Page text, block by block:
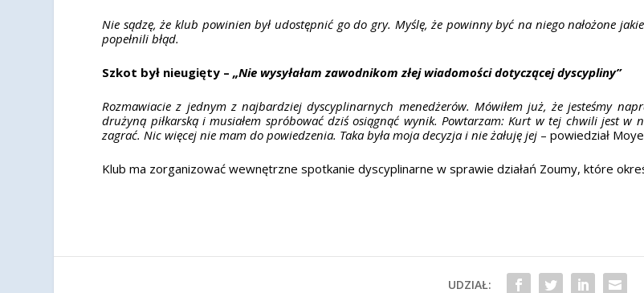
Nie sądzę, że klub powinien był udostępnić go do gry. Myślę, że powinny być na niego nałożone
popełnili błąd.
Szkot był nieugięty – „Nie wysyłałam zawodnikom złej wiadomości dotyczącej dyscypliny”
Rozmawiacie z jednym z najbardziej dyscyplinarnych menedżerów. Mówiłem już, że jesteśmy
drużyną piłkarską i musiałem spróbować dziś osiągnąć wynik. Powtarzam: Kurt w tej chwili jest w
zagrać. Nic więcej nie mam do powiedzenia. Taka była moja decyzja i nie żałuję jej – powiedział
Klub ma zorganizować wewnętrzne spotkanie dyscyplinarne w sprawie działań Zoumy, które
UDZIAŁ: